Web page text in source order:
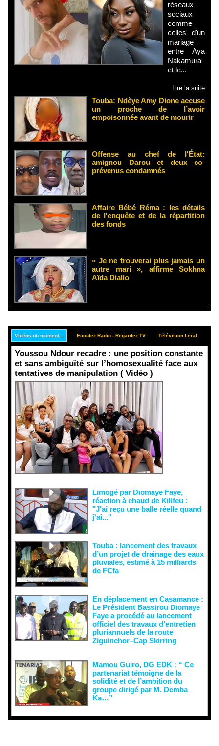
réseaux
sociaux
comme
celles d'un
mariage
entre Aya
Nakamura
et le...
Lire la suite
Touba: Ndèye Amy Dione accuse
un proche de l’avoir
empoisonnée avant de mourir
Offense au chef de l'État:
amignou Darou et deux co-
prévenus condamnés
Affaire Bébé Réma : les détails
de l'enquête et de la répartition
des fonds
« Je ne trouverai plus jamais un
autre mari », affirme Sokhna
Aïda Diallo
Vidéos du moment... Ecoutez Radio - Regardez TV Télévision Leral
Youssou Ndour recadre : une position constante
et sans ambiguïté sur l’homosexualité face aux
tentatives de manipulation ( Vidéo )
Limogé par Diomaye Faye,
réaction à chaud de Kilifeu :
"J'ai reçu une balle réelle quand
j'ai..."
Touba : lancement des travaux
d’un projet de drainage des eaux
pluviales, estimé à 15 milliards
de FCfa ‎
En déplacement en Casamance :
Le Président Bassirou Diomaye
Faye a procédé au lancement
officiel des travaux d’entretien
pluriannuels de la route
Ziguinchor–Cap Skirring
Mamou Guiro, DG EDK : “ Ce
partenariat témoigne de la
solidité et de l’ambition du
groupe dirigé par M. Demba
Ka…”